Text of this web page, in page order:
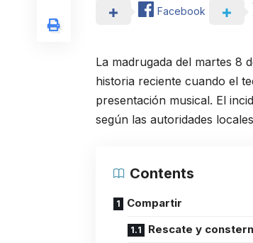
Facebook
La madrugada del martes 8
historia reciente cuando el
presentación musical. El
según las autoridades
Contents
Compartir
Rescate y